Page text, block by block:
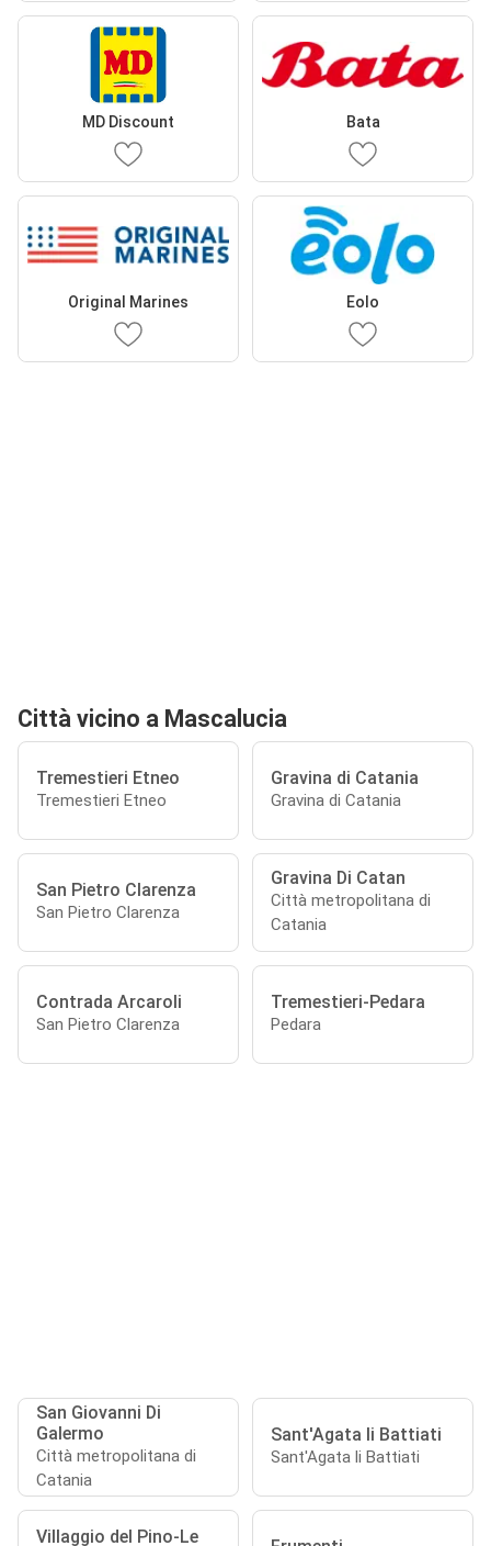
MD Discount Bata
Original Marines Eolo
Città vicino a Mascalucia
Tremestieri Etneo
Tremestieri Etneo
Gravina di Catania
Gravina di Catania
San Pietro Clarenza
San Pietro Clarenza
Gravina Di Catan
Città metropolitana di
Catania
Contrada Arcaroli
San Pietro Clarenza
Tremestieri-Pedara
Pedara
San Giovanni Di
Galermo
Città metropolitana di
Catania
Sant'Agata li Battiati
Sant'Agata li Battiati
Villaggio del Pino-Le